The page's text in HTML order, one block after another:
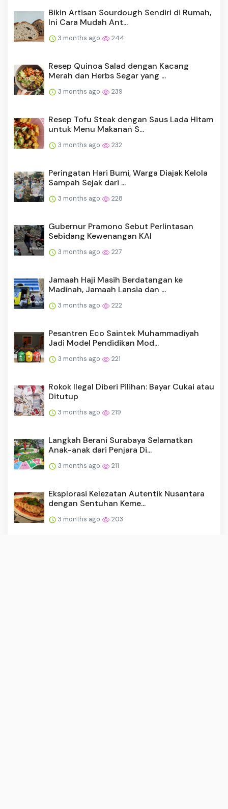
Bikin Artisan Sourdough Sendiri di Rumah,
Ini Cara Mudah Ant...
3 months ago 244
Resep Quinoa Salad dengan Kacang
Merah dan Herbs Segar yang ...
3 months ago 239
Resep Tofu Steak dengan Saus Lada Hitam
untuk Menu Makanan S...
3 months ago 232
Peringatan Hari Bumi, Warga Diajak Kelola
Sampah Sejak dari ...
3 months ago 228
Gubernur Pramono Sebut Perlintasan
Sebidang Kewenangan KAI
3 months ago 227
Jamaah Haji Masih Berdatangan ke
Madinah, Jamaah Lansia dan ...
3 months ago 222
Pesantren Eco Saintek Muhammadiyah
Jadi Model Pendidikan Mod...
3 months ago 221
Rokok Ilegal Diberi Pilihan: Bayar Cukai atau
Ditutup
3 months ago 219
Langkah Berani Surabaya Selamatkan
Anak-anak dari Penjara Di...
3 months ago 211
Eksplorasi Kelezatan Autentik Nusantara
dengan Sentuhan Keme...
3 months ago 203